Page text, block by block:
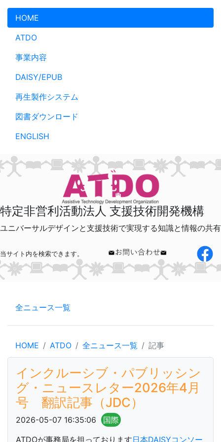
メインコンテンツへスキップ
HOME
ATDO
事業内容
DAISY/EPUB
再生製作システム
図書ダウンロード
ENGLISH
特定非営利活動法人 支援技術開発機構
ユニバーサルデザインと支援技術で実現する知識と情報の共有
当サイト内を検索できます。
全ニュース一覧
HOME ATDO 全ニュース一覧 記事
インクルーシブ・パブリッシン
グ・ニュースレター2026年4月
号 翻訳記事（JDC）
2026-05-07 16:35:06
国際
ATDOが事務局を担っております日本DAISYコンソー